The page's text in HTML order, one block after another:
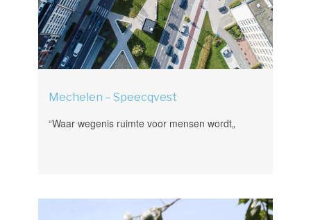
Mechelen – Speecqvest
“Waar wegenis ruimte voor mensen wordt„